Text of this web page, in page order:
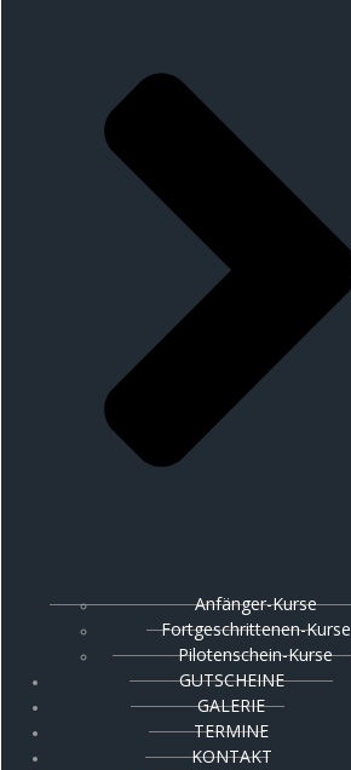
Anfänger-Kurse
Fortgeschrittenen-Kurse
Pilotenschein-Kurse
GUTSCHEINE
GALERIE
TERMINE
KONTAKT